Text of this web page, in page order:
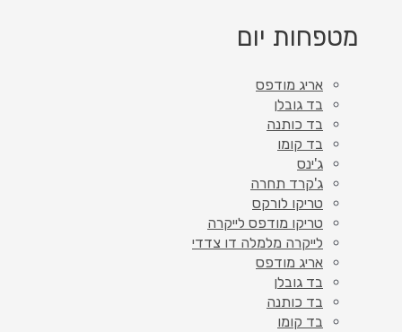
מטפחות יום
אריג מודפס
בד גובלן
בד כותנה
בד קומו
ג'ינס
ג'קרד תחרה
טריקו לורקס
טריקו מודפס לייקרה
לייקרה מלמלה דו צדדי
אריג מודפס
בד גובלן
בד כותנה
בד קומו